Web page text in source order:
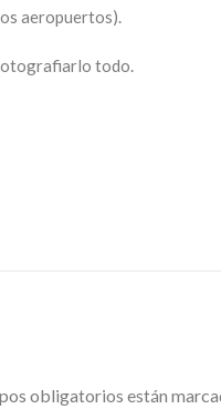
aeropuertos).
todo.
obligatorios están